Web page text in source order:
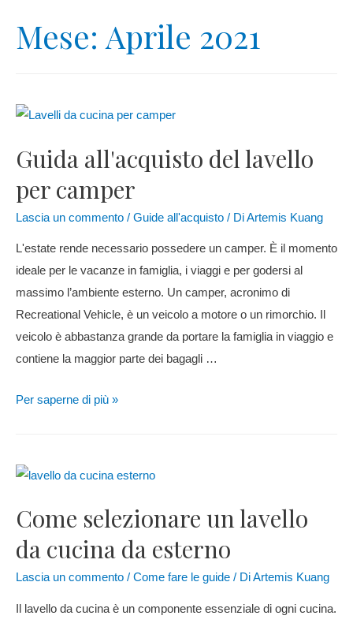
Mese: Aprile 2021
Guida all'acquisto del lavello
per camper
Lascia un commento / Guide all'acquisto / DiArtemis Kuang
L'estate rende necessario possedere un camper. È il momento
ideale per le vacanze in famiglia, i viaggi e per godersi al
massimo l’ambiente esterno. Un camper, acronimo di
Recreational Vehicle, è un veicolo a motore o un rimorchio. Il
veicolo è abbastanza grande da portare la famiglia in viaggio e
contiene la maggior parte dei bagagli …
Per saperne di più »
Come selezionare un lavello
da cucina da esterno
Lascia un commento / Come fare le guide / DiArtemis Kuang
Il lavello da cucina è un componente essenziale di ogni cucina.